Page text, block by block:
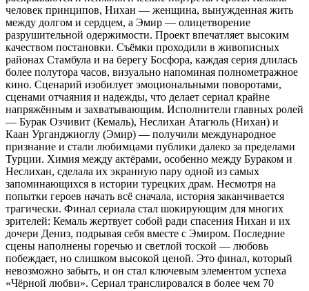
человек принципов, Нихан — женщина, вынужденная жить
между долгом и сердцем, а Эмир — олицетворение
разрушительной одержимости. Проект впечатляет высоким
качеством постановки. Съёмки проходили в живописных
районах Стамбула и на берегу Босфора, каждая серия длилась
более полутора часов, визуально напоминая полнометражное
кино. Сценарий изобилует эмоциональными поворотами,
сценами отчаяния и надежды, что делает сериал крайне
напряжённым и захватывающим. Исполнители главных ролей
— Бурак Озчивит (Кемаль), Неслихан Атагюль (Нихан) и
Каан Урганджиоглу (Эмир) — получили международное
признание и стали любимцами публики далеко за пределами
Турции. Химия между актёрами, особенно между Бураком и
Неслихан, сделала их экранную пару одной из самых
запоминающихся в истории турецких драм. Несмотря на
попытки героев начать всё сначала, история заканчивается
трагически. Финал сериала стал шокирующим для многих
зрителей: Кемаль жертвует собой ради спасения Нихан и их
дочери Дениз, подрывая себя вместе с Эмиром. Последние
сцены наполнены горечью и светлой тоской — любовь
побеждает, но слишком высокой ценой. Это финал, который
невозможно забыть, и он стал ключевым элементом успеха
«Чёрной любви». Сериал транслировался в более чем 70